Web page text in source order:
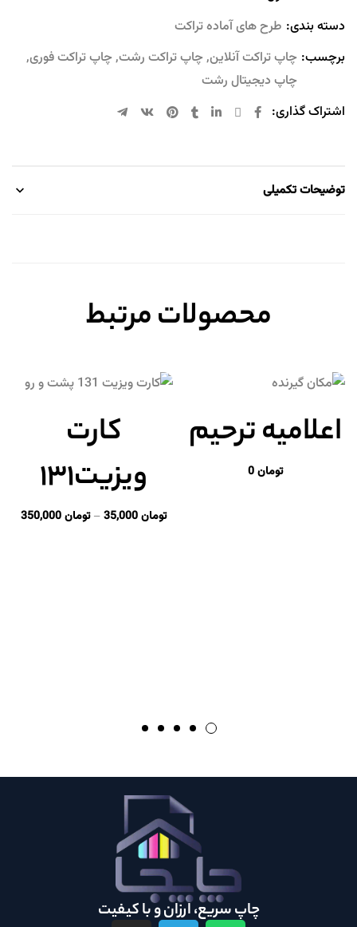
دسته بندی: طرح های آماده تراکت
برچسب: چاپ تراکت آنلاین,چاپ تراکت رشت,چاپ تراکت فوری,
چاپ دیجیتال رشت
اشتراک گذاری:
توضیحات تکمیلی
محصولات مرتبط
اعلامیه ترحیم
تومان
کارت
ویزیت۱۳۱
تومان35,000
– تومان350,000
چاپ سریع، ارزان و با کیفیت